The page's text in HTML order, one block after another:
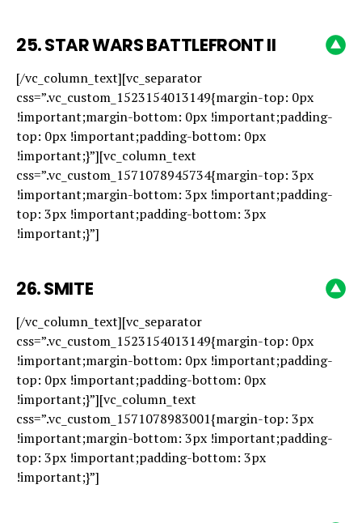
25.STAR WARS BATTLEFRONT II
[/vc_column_text][vc_separator
css=”.vc_custom_1523154013149{margin-top: 0px
!important;margin-bottom: 0px !important;padding-
top: 0px !important;padding-bottom: 0px
!important;}”][vc_column_text
css=”.vc_custom_1571078945734{margin-top: 3px
!important;margin-bottom: 3px !important;padding-
top: 3px !important;padding-bottom: 3px
!important;}”]
26.SMITE
[/vc_column_text][vc_separator
css=”.vc_custom_1523154013149{margin-top: 0px
!important;margin-bottom: 0px !important;padding-
top: 0px !important;padding-bottom: 0px
!important;}”][vc_column_text
css=”.vc_custom_1571078983001{margin-top: 3px
!important;margin-bottom: 3px !important;padding-
top: 3px !important;padding-bottom: 3px
!important;}”]